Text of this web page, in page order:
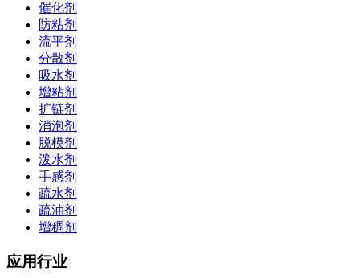
催化剂
防粘剂
流平剂
分散剂
吸水剂
增粘剂
扩链剂
消泡剂
脱模剂
泼水剂
手感剂
疏水剂
疏油剂
增稠剂
应用行业